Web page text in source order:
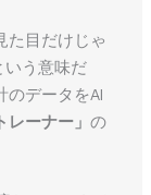
た目だけじゃ
いう意味だ
のデータをAI
ーナー」 の